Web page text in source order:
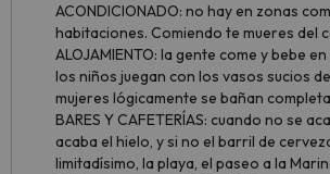
ACONDICIONADO: no hay en zonas
habitaciones. Comiendo te mueres del
ALOJAMIENTO: la gente come y bebe
los niños juegan con los vasos sucios
mujeres lógicamente se bañan
BARES Y CAFETERÍAS: cuando no se
acaba el hielo, y si no el barril de
limitadísimo, la playa, el paseo a la